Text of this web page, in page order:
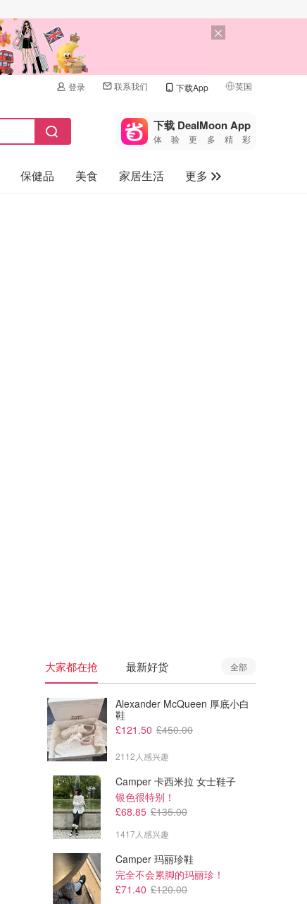
登录 联系我们 下载App 英国
🇺🇸
🇨🇳 中国
🇨🇦加拿大
下载 DealMoon App
体验更多精彩
保健品 美食 家居生活
更多
塑料汤盒 1000ml 6只装 密封
£14.99
10件套食品密封盒 1000ml 带
盖
大家都在抢 最新好货 全部
Alexander McQueen 厚底小白
鞋
£121.50 £450.00
2112人感兴趣
Camper 卡西米拉 女士鞋子
银色很特别！
£68.85 £135.00
1417人感兴趣
Camper 玛丽珍鞋
完全不会累脚的玛丽珍！
£71.40 £120.00